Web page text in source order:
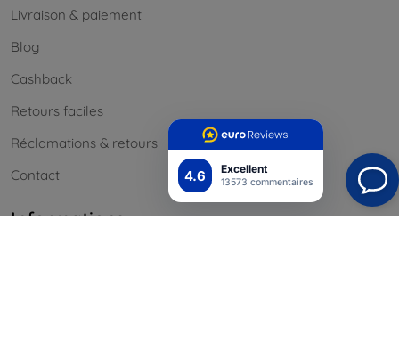
4.6 Excellent
13573 commentaires
Livraison & paiement
Blog
Cashback
Retours faciles
Réclamations & retours
Contact
Informations